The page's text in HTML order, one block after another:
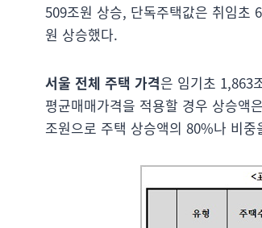
509조원 상승, 단독주택값은 취임초
원 상승했다.
서울 전체 주택 가격은 임기초 1,863
평균매매가격을 적용할 경우 상승
조원으로 주택 상승액의 80%나 비중